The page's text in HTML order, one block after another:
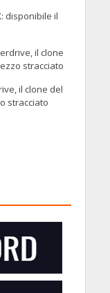
disponibile il
il clone
stracciato
il clone del
stracciato